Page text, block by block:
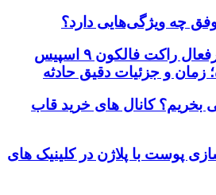
چه ویژگی‌هایی دارد؟
برخورد قطعه غیرفعال راکت فالکون ۹ اسپیس
زمان و جزئیات دقیق حادثه
بخریم؟ کانال های خرید قاب
پوست با پلاژن در کلینیک های